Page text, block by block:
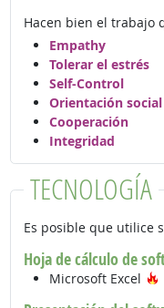
Hacen bien el trabajo
Empathy
Tolerar el estrés
Self-Control
Orientación social
Cooperación
Integridad
TECNOLOGÍA
Es posible que utilice
Hoja de cálculo de
Microsoft Excel